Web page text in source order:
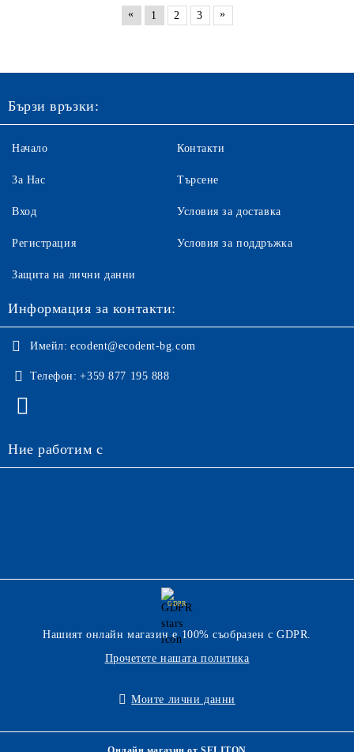
«
1 2 3 »
Бързи връзки:
Начало
За Нас
Вход
Регистрация
Контакти
Търсене
Условия за доставка
Условия за поддръжка
Защита на лични данни
Информация за контакти:
Имейл: ecodent@ecodent-bg.com
Телефон: +359 877 195 888
Ние работим с
GDPR
Нашият онлайн магазин е 100% съобразен с GDPR.
Прочетете нашата политика
Моите лични данни